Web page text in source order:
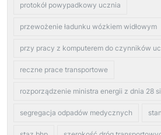
protokół powypadkowy ucznia
przewożenie ładunku wózkiem widłowym
przy pracy z komputerem do czynników
reczne prace transportowe
rozporządzenie ministra energii z dnia 28
segregacja odpadów medycznych